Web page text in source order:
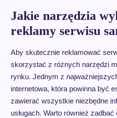
Jakie narzędzia
reklamy serwisu
Aby skutecznie reklamować
skorzystać z różnych narzędzi
rynku. Jednym z
internetowa, która powinna być
zawierać wszystkie niezbędne
usługach. Warto również